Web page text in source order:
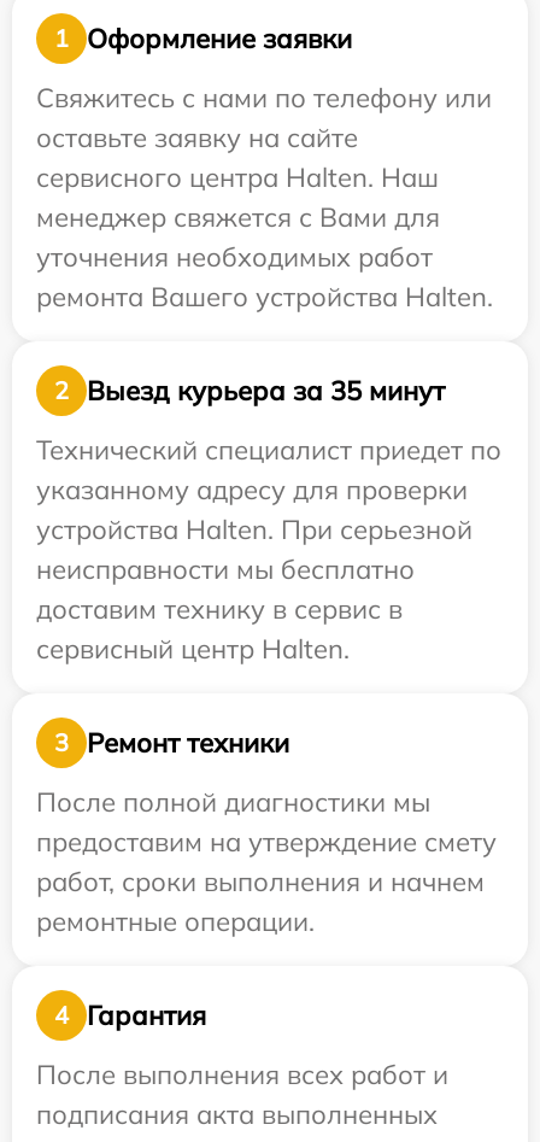
1
Оформление заявки
Свяжитесь с нами по телефону или
оставьте заявку на сайте
сервисного центра Halten. Наш
менеджер свяжется с Вами для
уточнения необходимых работ
ремонта Вашего устройства Halten.
2
Выезд курьера за 35 минут
Технический специалист приедет по
указанному адресу для проверки
устройства Halten. При серьезной
неисправности мы бесплатно
доставим технику в сервис в
сервисный центр Halten.
3
Ремонт техники
После полной диагностики мы
предоставим на утверждение смету
работ, сроки выполнения и начнем
ремонтные операции.
4
Гарантия
После выполнения всех работ и
подписания акта выполненных